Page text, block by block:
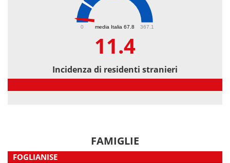
media Italia 67.8
0 367.1
11.4
Incidenza di residenti stranieri
FAMIGLIE
FOGLIANISE